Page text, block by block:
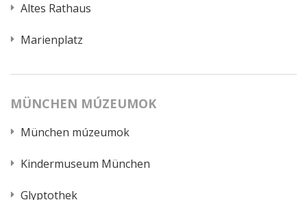
Altes Rathaus
Marienplatz
MÜNCHEN MÚZEUMOK
München múzeumok
Kindermuseum München
Glyptothek